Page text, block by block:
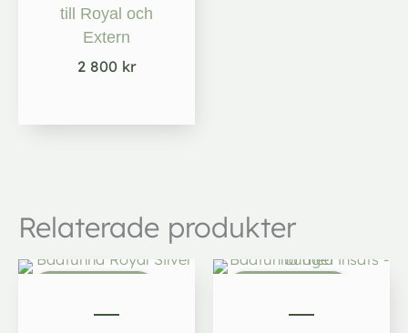
till Royal och
Extern
2 800 kr
Relaterade produkter
Det
Det